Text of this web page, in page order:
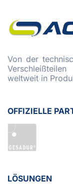
Von der
weltweit in
OFFIZIELLE
LÖSUNGEN